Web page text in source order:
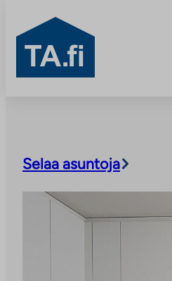
TA.fi
Selaa asuntoja